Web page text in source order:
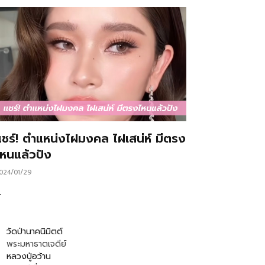
ร์! ตำแหน่งไฝมงคล ไฝเสน่ห์ มีตรง
นแล้วปัง
01/29
วัดป่านาคนิมิตต์
พระมหาธาตเจดีย์
หลวงปู่อว้าน